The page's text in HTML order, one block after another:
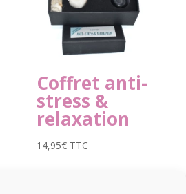
Coffret anti-
stress &
relaxation
14,95€ TTC